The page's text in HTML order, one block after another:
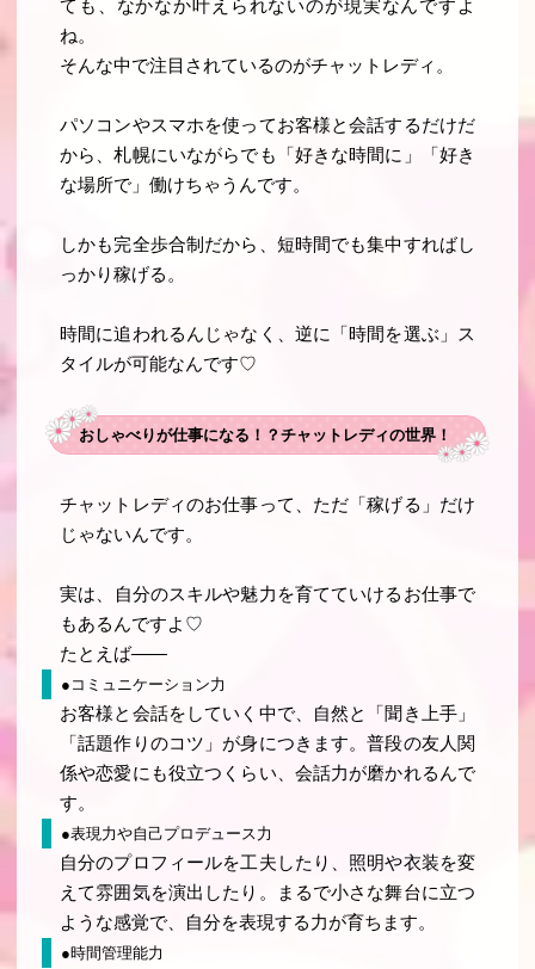
ても、なかなか叶えられないのが現実なんですよ
ね。
そんな中で注目されているのがチャットレディ 。
パソコンやスマホを使ってお客様と会話するだけだ
から、札幌にいながらでも「好きな時間に」「好き
な場所で」働けちゃうんです。
しかも完全歩合制だから、短時間でも集中すればし
っかり稼げる。
時間に追われるんじゃなく、逆に「時間を選ぶ」ス
タイルが可能なんです♡
おしゃべりが仕事になる！？チャットレディの世界！
チャットレディのお仕事って、ただ「稼げる」だけ
じゃないんです。
実は、 自分のスキルや魅力を育てていけるお仕事で
もあるんですよ♡
たとえば――
● コミュニケーション力
お客様と会話をしていく中で、自然と「聞き上手」
「話題作りのコツ」が身につきます。普段の友人関
係や恋愛にも役立つくらい、会話力が磨かれるんで
す。
●表現力や自己プロデュース力
自分のプロフィールを工夫したり、照明や衣装を変
えて雰囲気を演出したり。まるで小さな舞台に立つ
ような感覚で、自分を表現する力が育ちます。
●時間管理能力